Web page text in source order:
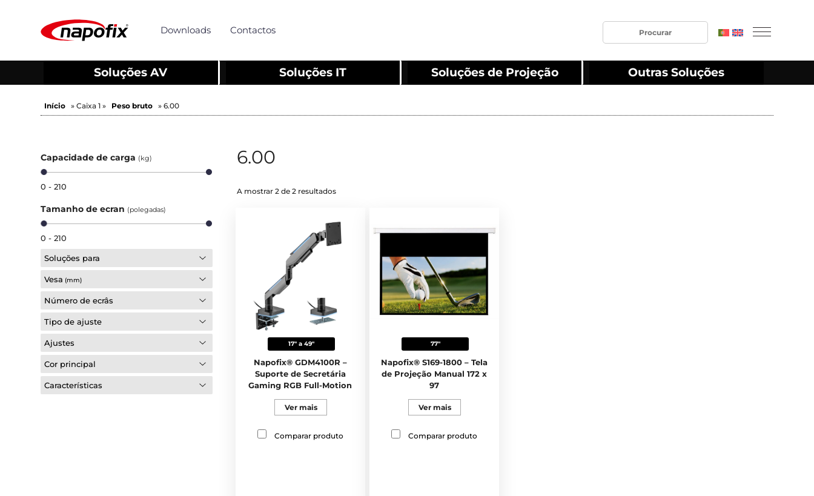
Downloads Contactos
Soluções AV Soluções IT Soluções de Projeção Outras Soluções
Início » Caixa 1 » Peso bruto » 6.00
Capacidade de carga (kg)
0 - 210
Tamanho de ecran (polegadas)
0 - 210
Soluções para
Vesa (mm)
Número de ecrâs
Tipo de ajuste
Ajustes
Cor principal
Características
6.00
A mostrar 2 de 2 resultados
17" a 49"
Napofix® GDM4100R –
Suporte de Secretária
Gaming RGB Full-Motion
Ver mais
Comparar produto
77"
Napofix® S169-1800 – Tela
de Projeção Manual 172 x
97
Ver mais
Comparar produto